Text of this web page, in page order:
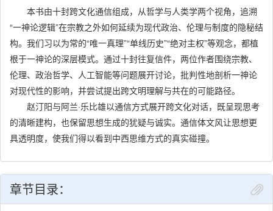
何大败法军以及其中一些类似武侠做派的有趣故事。他出生在越
南，但没有太多印象了，那时他太小。他有许多兄弟，一半是军
人，一半是学者。他的长兄原为法国海军元帅，曾率法国舰队参加
了第一次海湾战争，但因为反对战争令美军很不满意，认为他故意
作战不力。他自己在非洲做过十二年的田野研究，离奇故事多多。
他不是个俗人。
我们大概是在1999年认识的，是知根知底的老朋友了。事实上
几乎从一开始我们就像是老朋友，因为我们很快就发现两人之间可
以彻底使用言论自由权利，而且无论什么“政治不正确”的言论都引不
不多。有一次他对我说，他几乎敢肯定我是他“失散的兄弟”，他讲了
一套神秘主义道理，说，每个人都有一些“失散的兄弟”，分布在世界
各地，与民族毫无关系，只与“灵魂”有关，就是说，与每个人所在的
本书由十封跨文化通信组成，从哲学与人类学两个视角，追溯
“一神论逻辑”在宗教之外如何延续为现代政治、伦理与制度的隐秘结
构。我们习以为常的“唯一真理”“单线历史”“绝对主权”等观念，都植
根于一神论的深层模式。通过十封往复信件，两位作者围绕宗教、
伦理、政治哲学、人工智能等问题展开讨论，批判性地剖析一神论
对现代性的影响，并尝试提出跨文明理解与共在的可能路径。
赵汀阳与阿兰·乐比雄以通信方式展开跨文化对话，既呈现思考
的清晰建构，也保留思想生成的犹疑与诚实。通信体文风让思想更
具透明度，使我们得以看到中西思维方式的真实碰撞。
章节目录：